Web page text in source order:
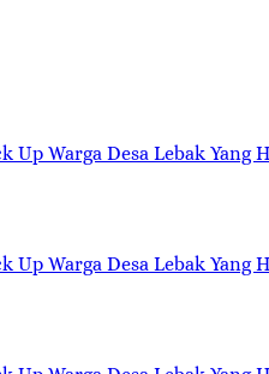
Up Warga Desa Lebak Yang
Up Warga Desa Lebak Yang